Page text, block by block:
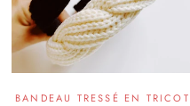
BANDEAU TRESSÉ EN TRICOT